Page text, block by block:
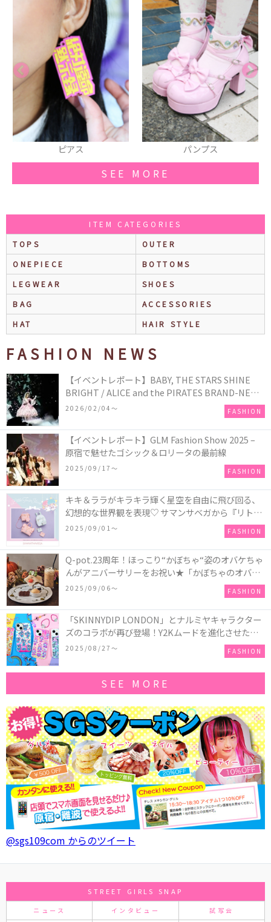
パンプス サンダル
SEE MORE
ITEM CATEGORIES
TOPS
OUTER
ONEPIECE
BOTTOMS
LEGWEAR
SHOES
BAG
ACCESSORIES
HAT
HAIR STYLE
FASHION NEWS
【イベントレポート】BABY, THE STARS SHINE
BRIGHT / ALICE and the PIRATES BRAND-NEW
COLLECTION in TOKYO
2026/02/04〜 FASHION
【イベントレポート】GLM Fashion Show 2025 –
原宿で魅せたゴシック＆ロリータの最前線
2025/09/17〜 FASHION
キキ＆ララがキラキラ輝く星空を自由に飛び回る、
幻想的な世界観を表現♡ サマンサベガから『リトル
ツインスターズ』50周年アニバーサリーイヤー』を
2025/09/01〜 FASHION
Q-pot.23周年！ほっこり“かぼちゃ“姿のオバケちゃ
んがアニバーサリーをお祝い★「かぼちゃのオバケ
ーキアクセサリー」が新発売！Q-pot CAFE.では
「かぼちゃのオバケーキプレート」も登場
2025/09/06〜 FASHION
「SKINNYDIP LONDON」とナルミヤキャラクター
ズのコラボが再び登場！Y2Kムードを進化させた新
作コレクションを発売♪
2025/08/27〜 FASHION
SEE MORE
@sgs109com からのツイート
STREET GIRLS SNAP
ニュース インタビュー 試写会